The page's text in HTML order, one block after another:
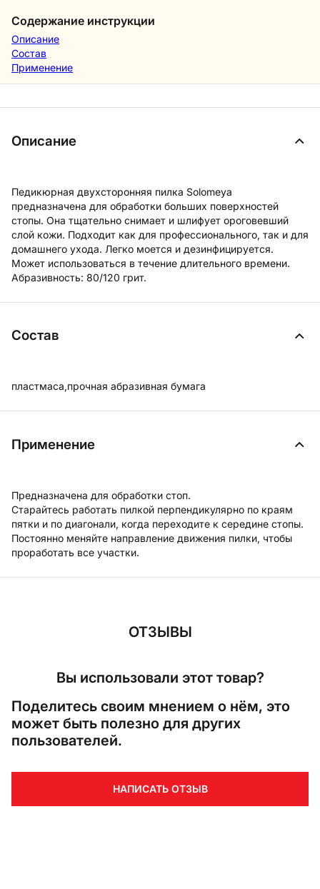
Содержание инструкции
Описание
Состав
Применение
Описание
Педикюрная двухсторонняя пилка Solomeya
предназначена для обработки больших поверхностей
стопы. Она тщательно снимает и шлифует ороговевший
слой кожи. Подходит как для профессионального, так и для
домашнего ухода. Легко моется и дезинфицируется.
Может использоваться в течение длительного времени.
Абразивность: 80/120 грит.
Состав
пластмаса,прочная абразивная бумага
Применение
Предназначена для обработки стоп.
Старайтесь работать пилкой перпендикулярно по краям
пятки и по диагонали, когда переходите к середине стопы.
Постоянно меняйте направление движения пилки, чтобы
проработать все участки.
ОТЗЫВЫ
Вы использовали этот товар?
Поделитесь своим мнением о нём, это
может быть полезно для других
пользователей.
НАПИСАТЬ ОТЗЫВ